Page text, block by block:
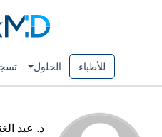
للأطباء الحلول
د. عبد